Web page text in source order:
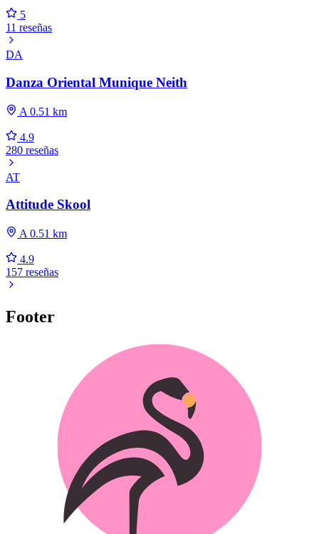
5
11 reseñas
DA
Danza Oriental Munique Neith
A 0.51 km
4.9
280 reseñas
AT
Attitude Skool
A 0.51 km
4.9
157 reseñas
Footer